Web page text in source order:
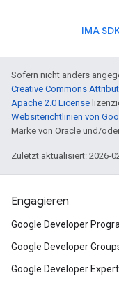
IMA
Sofern nicht anders
Creative Commons
Apache 2.0 License
Websiterichtlinien von
Marke von Oracle und/
Zuletzt aktualisiert: 2026-
Engagieren
Google Developer
Google Developer
Google Developer